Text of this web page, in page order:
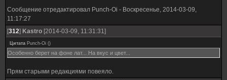
Сообщение отредактировал Punch-Oi - Воскресенье, 2014-03-09,
11:17:27
[312] Kastro [2014-03-09, 11:31:31]
Цитата Punch-Oi ()
Особенно берет на фоне лат... На вкус и цвет...
Прям старыми редакциями повеяло.